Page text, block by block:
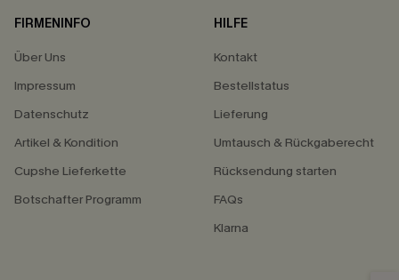
FIRMENINFO
Über Uns
Impressum
Datenschutz
Artikel & Kondition
Cupshe Lieferkette
Botschafter Programm
HILFE
Kontakt
Bestellstatus
Lieferung
Umtausch & Rückgaberecht
Rücksendung starten
FAQs
Klarna